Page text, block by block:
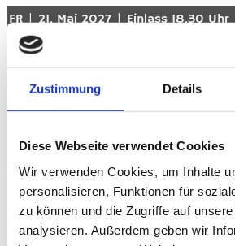
Zustimmung Details
Diese Webseite verwendet Cookies
Wir verwenden Cookies, um Inhalte
personalisieren, Funktionen für
zu können und die Zugriffe auf
analysieren. Außerdem geben wir
FR| 21. Mai 2027|Einlass 18.30 Uhr
TORSTEN STRÄTER
Veranstaltungsort:Porsche
abVVK 32,00 €zzgl. Gebühren
ab AK 41,00 € inkl. Gebühren
KARTEN@eventim